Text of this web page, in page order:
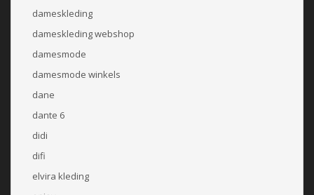
dameskleding
dameskleding webshop
damesmode
damesmode winkels
dane
dante 6
didi
difi
elvira kleding